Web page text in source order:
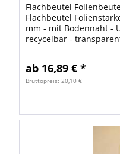
Flachbeutel
Flachbeutel
mm - mit Bodennaht -
recycelbar -
ab 16,89 € *
Bruttopreis: 20,10 €